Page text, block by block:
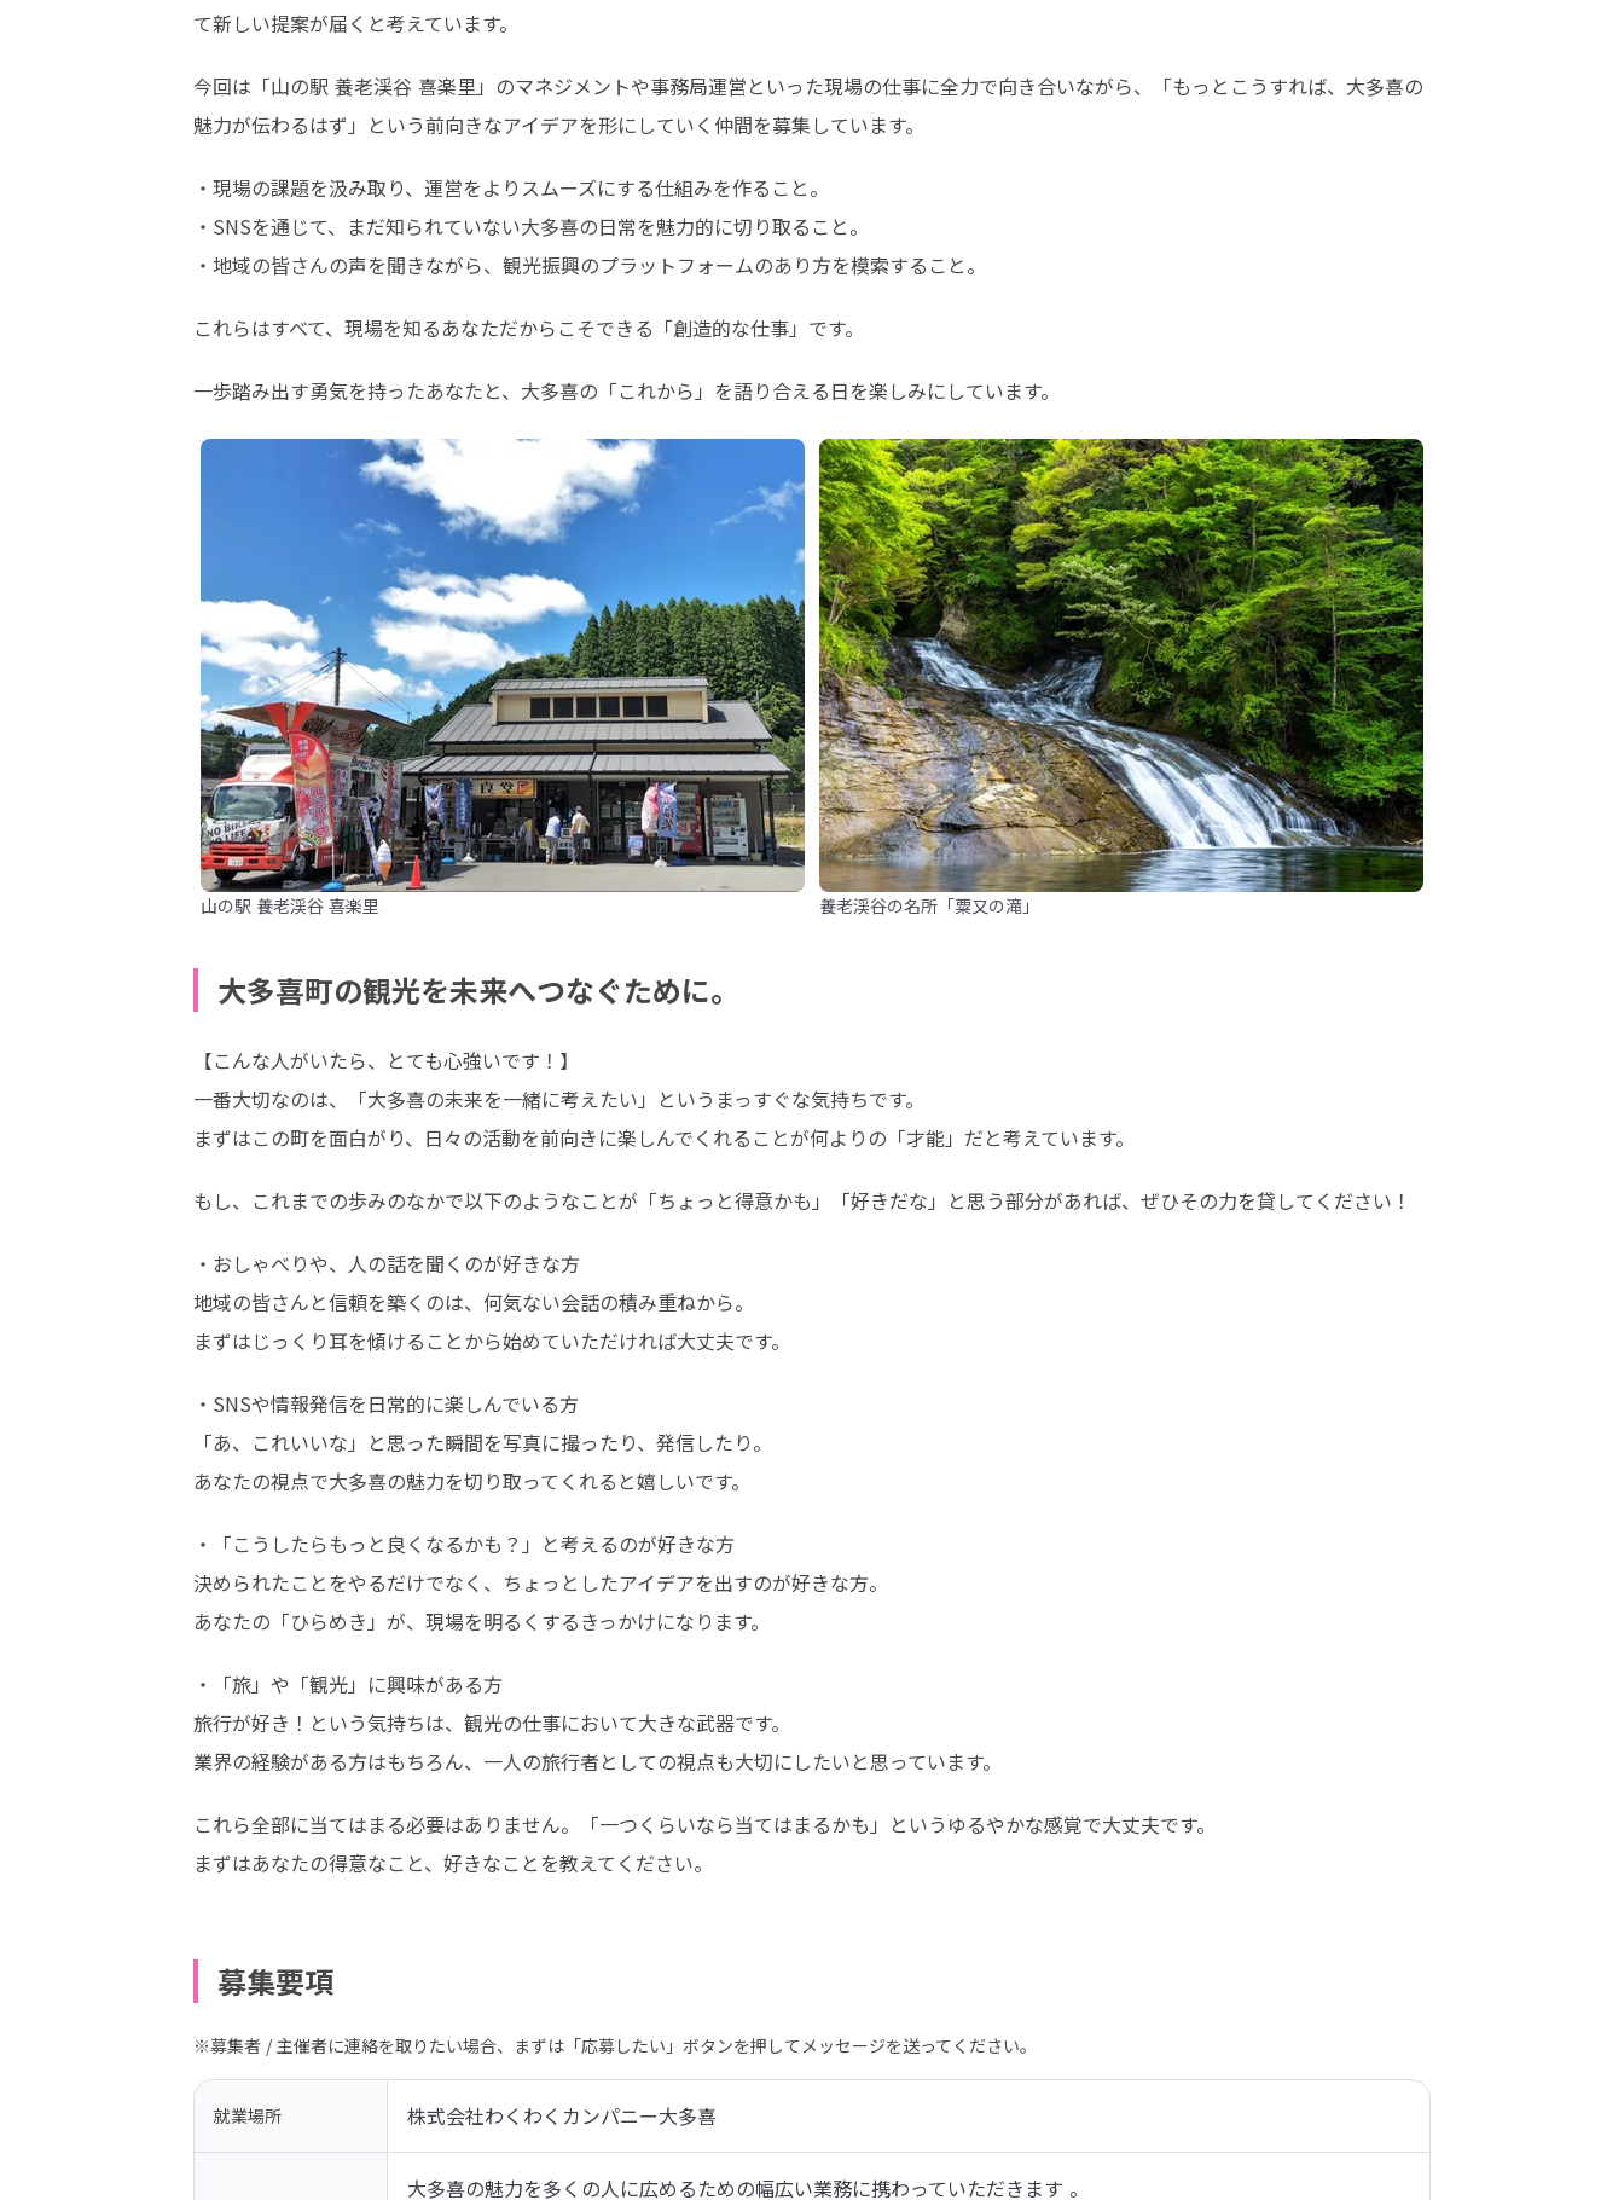
て新しい提案が届くと考えています。
今回は「山の駅 養老渓谷 喜楽里」のマネジメントや事務局運営といった現場の仕事に全力で向き合いながら、「もっとこうすれば、大多喜の
魅力が伝わるはず」という前向きなアイデアを形にしていく仲間を募集しています。
・現場の課題を汲み取り、運営をよりスムーズにする仕組みを作ること。
・SNSを通じて、まだ知られていない大多喜の日常を魅力的に切り取ること。
・地域の皆さんの声を聞きながら、観光振興のプラットフォームのあり方を模索すること。
これらはすべて、現場を知るあなただからこそできる「創造的な仕事」です。
一歩踏み出す勇気を持ったあなたと、大多喜の「これから」を語り合える日を楽しみにしています。
山の駅 養老渓谷 喜楽里 養老渓谷の名所「粟又の滝」
大多喜町の観光を未来へつなぐために。
【こんな人がいたら、とても心強いです！】
一番大切なのは、「大多喜の未来を一緒に考えたい」というまっすぐな気持ちです。
まずはこの町を面白がり、日々の活動を前向きに楽しんでくれることが何よりの「才能」だと考えています。
もし、これまでの歩みのなかで以下のようなことが「ちょっと得意かも」「好きだな」と思う部分があれば、ぜひその力を貸してください！
・おしゃべりや、人の話を聞くのが好きな方
地域の皆さんと信頼を築くのは、何気ない会話の積み重ねから。
まずはじっくり耳を傾けることから始めていただければ大丈夫です。
・SNSや情報発信を日常的に楽しんでいる方
「あ、これいいな」と思った瞬間を写真に撮ったり、発信したり。
あなたの視点で大多喜の魅力を切り取ってくれると嬉しいです。
・「こうしたらもっと良くなるかも？」と考えるのが好きな方
決められたことをやるだけでなく、ちょっとしたアイデアを出すのが好きな方。
あなたの「ひらめき」が、現場を明るくするきっかけになります。
・「旅」や「観光」に興味がある方
旅行が好き！という気持ちは、観光の仕事において大きな武器です。
業界の経験がある方はもちろん、一人の旅行者としての視点も大切にしたいと思っています。
これら全部に当てはまる必要はありません。「一つくらいなら当てはまるかも」というゆるやかな感覚で大丈夫です。
まずはあなたの得意なこと、好きなことを教えてください。
募集要項
※募集者 / 主催者に連絡を取りたい場合、まずは「応募したい」ボタンを押してメッセージを送ってください。
就業場所 株式会社わくわくカンパニー大多喜
大多喜の魅力を多くの人に広めるための幅広い業務に携わっていただきます 。